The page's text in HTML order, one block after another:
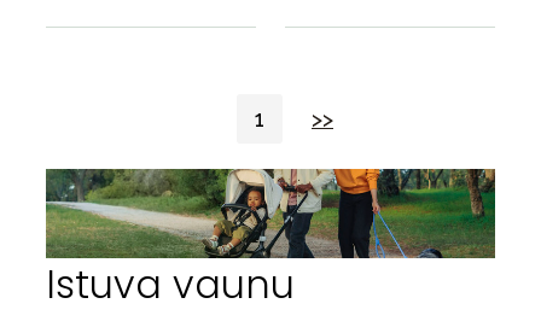
1 >>
Istuva vaunu